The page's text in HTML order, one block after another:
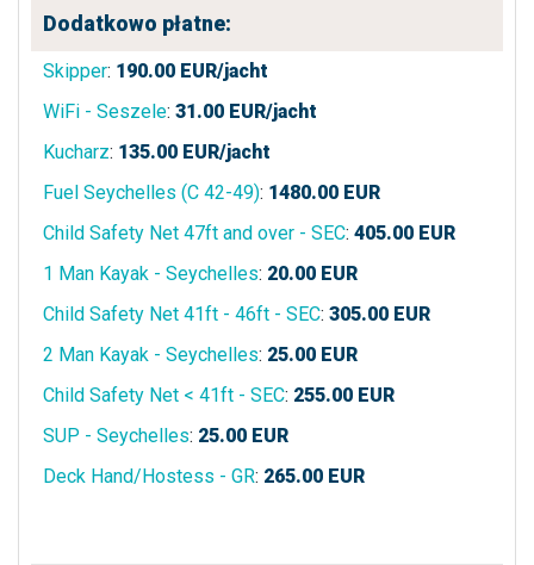
Dodatkowo płatne:
Skipper: 190.00 EUR/jacht
WiFi - Seszele: 31.00 EUR/jacht
Kucharz: 135.00 EUR/jacht
Fuel Seychelles (C 42-49): 1480.00 EUR
Child Safety Net 47ft and over - SEC: 405.00 EUR
1 Man Kayak - Seychelles: 20.00 EUR
Child Safety Net 41ft - 46ft - SEC: 305.00 EUR
2 Man Kayak - Seychelles: 25.00 EUR
Child Safety Net < 41ft - SEC: 255.00 EUR
SUP - Seychelles: 25.00 EUR
Deck Hand/Hostess - GR: 265.00 EUR